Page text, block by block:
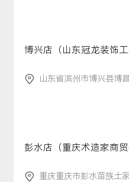
博兴店（山东冠龙装饰工
山东省滨州市博兴县博
彭水店（重庆术造家商贸
重庆重庆市彭水苗族土